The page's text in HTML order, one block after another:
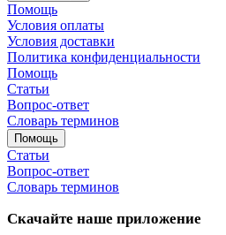
Помощь
Условия оплаты
Условия доставки
Политика конфиденциальности
Помощь
Статьи
Вопрос-ответ
Словарь терминов
Помощь
Статьи
Вопрос-ответ
Словарь терминов
Скачайте наше приложение